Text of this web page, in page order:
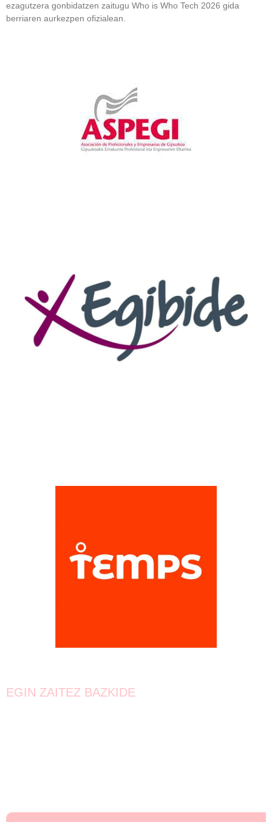
ezagutzera gonbidatzen zaitugu Who is Who Tech 2026 gida
berriaren aurkezpen ofizialean.
EGIN ZAITEZ BAZKIDE